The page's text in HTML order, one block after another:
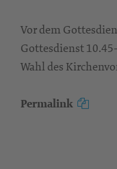
Vor dem
Gottesdienst
Wahl des
Permalink